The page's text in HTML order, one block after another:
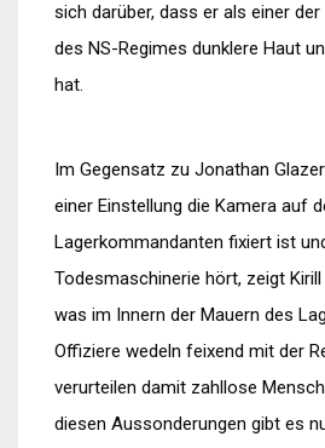
sich darüber, dass er als einer
des NS-Regimes dunklere Haut
hat.
Im Gegensatz zu Jonathan
einer Einstellung die Kamera auf
Lagerkommandanten fixiert ist
Todesmaschinerie hört, zeigt
was im Innern der Mauern des
Offiziere wedeln feixend mit der
verurteilen damit zahllose
diesen Aussonderungen gibt es